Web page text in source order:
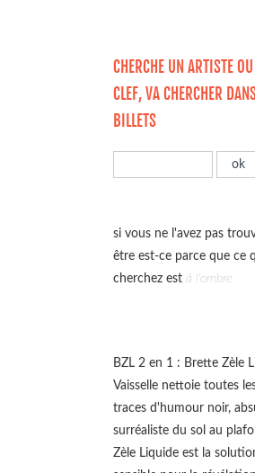
CHERCHE UN ARTISTE
CLEF, VA CHERCHER
BILLETS
si vous ne l'avez pas
être est-ce parce que ce
cherchez està l'ombre
BZL 2 en 1 : Brette Zèle
Vaisselle nettoie toutes
traces d'humour noir,
surréaliste du sol au
Zèle Liquide est la